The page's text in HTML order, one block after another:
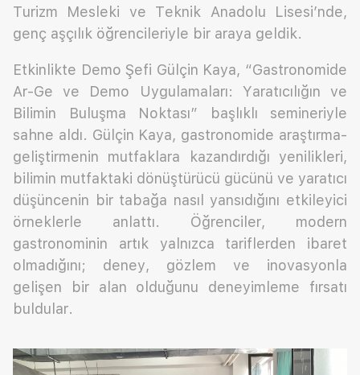
Turizm Mesleki ve Teknik Anadolu Lisesi’nde,
genç aşçılık öğrencileriyle bir araya geldik.
Etkinlikte Demo Şefi Gülçin Kaya, “Gastronomide
Ar-Ge ve Demo Uygulamaları: Yaratıcılığın ve
Bilimin Buluşma Noktası” başlıklı semineriyle
sahne aldı. Gülçin Kaya, gastronomide araştırma-
geliştirmenin mutfaklara kazandırdığı yenilikleri,
bilimin mutfaktaki dönüştürücü gücünü ve yaratıcı
düşüncenin bir tabağa nasıl yansıdığını etkileyici
örneklerle anlattı. Öğrenciler, modern
gastronominin artık yalnızca tariflerden ibaret
olmadığını; deney, gözlem ve inovasyonla
gelişen bir alan olduğunu deneyimleme fırsatı
buldular.